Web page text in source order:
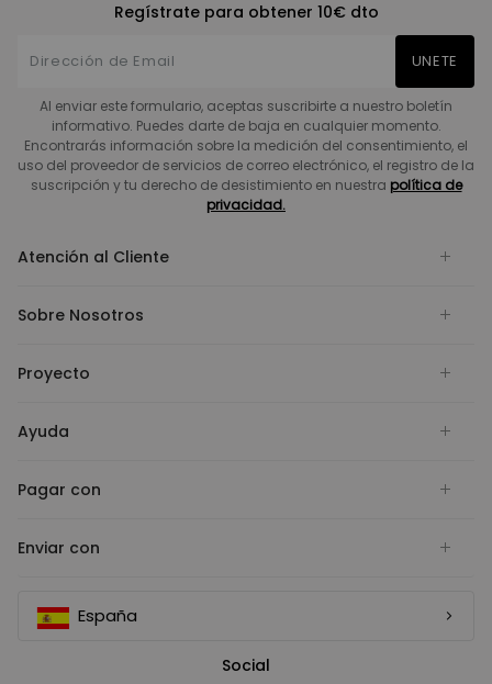
Regístrate para obtener 10€ dto
UNETE
Al enviar este formulario, aceptas suscribirte a nuestro boletín
informativo. Puedes darte de baja en cualquier momento.
Encontrarás información sobre la medición del consentimiento, el
uso del proveedor de servicios de correo electrónico, el registro de la
suscripción y tu derecho de desistimiento en nuestra política de
privacidad.
Atención al Cliente
Sobre Nosotros
Proyecto
Ayuda
Pagar con
Enviar con
España
Social